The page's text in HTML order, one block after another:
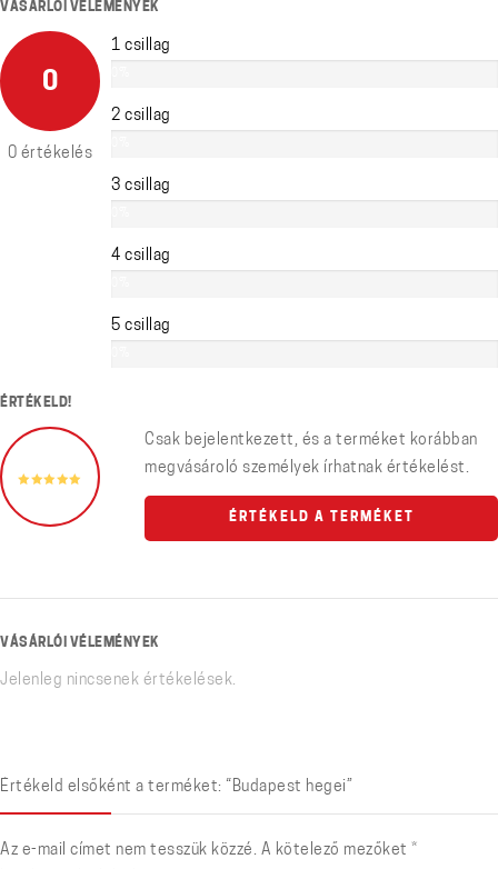
VÁSÁRLÓI VÉLEMÉNYEK
0
0 értékelés
1 csillag
2 csillag
3 csillag
4 csillag
5 csillag
ÉRTÉKELD!
Csak bejelentkezett, és a terméket korábban
megvásároló személyek írhatnak értékelést.
ÉRTÉKELD A TERMÉKET
VÁSÁRLÓI VÉLEMÉNYEK
Jelenleg nincsenek értékelések.
Értékeld elsőként a terméket: “Budapest hegei”
Az e-mail címet nem tesszük közzé. A kötelező mezőket *